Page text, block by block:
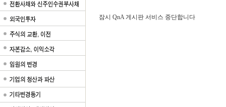
잠시 QnA 게시판 서비스 중단합니다